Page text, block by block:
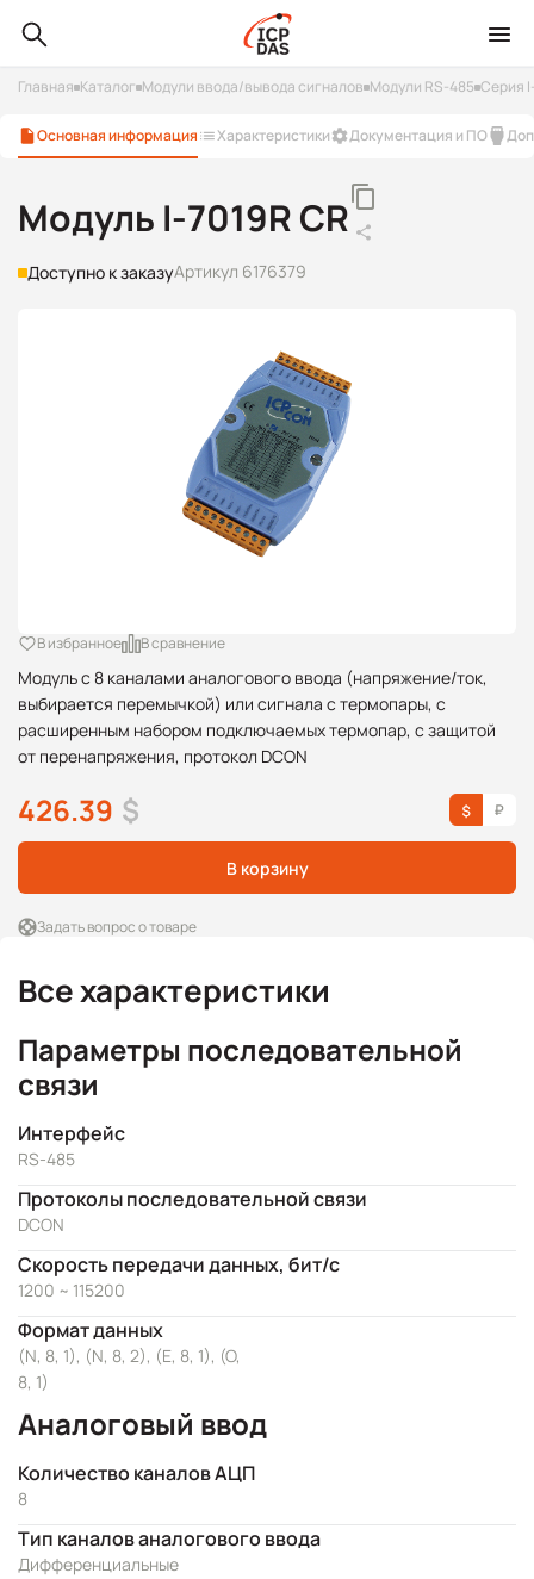
Главная Каталог Модули ввода/вывода сигналов Модули RS-485 Серия
Основная информация Характеристики Документация и ПО
Модуль I-7019R CR
Доступно к заказуАртикул 6176379
Модуль с 8 каналами аналогового ввода (напряжение/ток,
выбирается перемычкой) или сигнала с термопары, с
расширенным набором подключаемых термопар, с защитой
от перенапряжения, протокол DCON
В избранное В сравнение
426.39 $
В корзину
Задать вопрос о товаре
Все характеристики
Параметры последовательной
связи
Интерфейс
RS-485
Протоколы последовательной связи
DCON
Скорость передачи данных, бит/с
1200 ~ 115200
Формат данных
(N, 8, 1), (N, 8, 2), (E, 8, 1), (O,
8, 1)
Аналоговый ввод
Количество каналов АЦП
8
Тип каналов аналогового ввода
Дифференциальные